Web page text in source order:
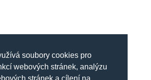
soubory cookies pro
webových stránek, analýzu